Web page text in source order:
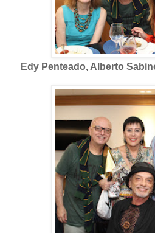
Edy Penteado, Alberto